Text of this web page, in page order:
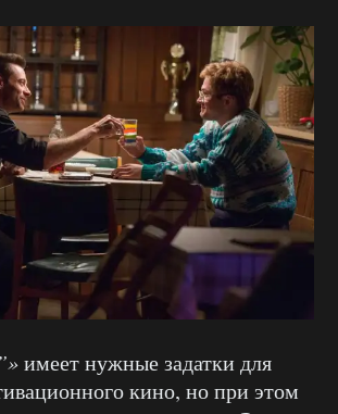
имеет нужные задатки для
кино, но при этом